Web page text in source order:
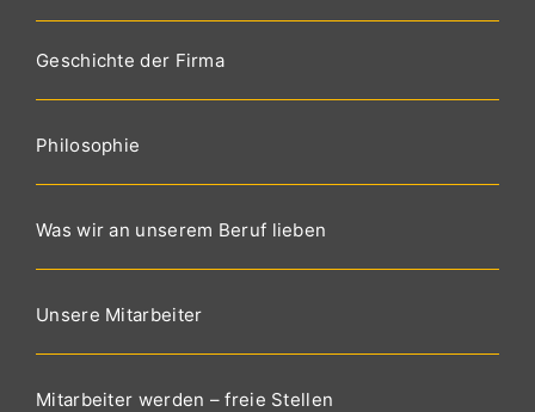
Geschichte der Firma
Philosophie
Was wir an unserem Beruf lieben
Unsere Mitarbeiter
Mitarbeiter werden – freie Stellen